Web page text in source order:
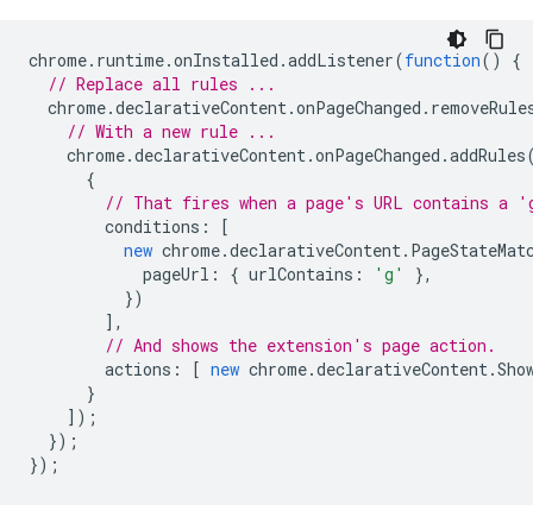
chrome. runtime.onInstalled .addListener(function()
{
// Replace all rules ...
chrome.declarativeContent.onPageChanged .
// With a new rule ...
chrome.declarativeContent.onPageChanged .addRules
{
// That fires when a page's URL contains
conditions :
[
new chrome.declarativeContent.
pageUrl : { urlContains : 'g'
},
})
],
// And shows the extension's page action.
actions : [ new chrome.declarativeContent.
}
]);
});
});